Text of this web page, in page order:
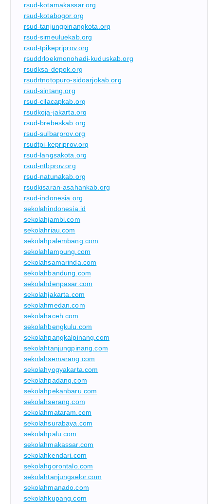
rsud-kotamakassar.org
rsud-kotabogor.org
rsud-tanjungpinangkota.org
rsud-simeuluekab.org
rsud-tpikepriprov.org
rsuddrloekmonohadi-kuduskab.org
rsudksa-depok.org
rsudrtnotopuro-sidoarjokab.org
rsud-sintang.org
rsud-cilacapkab.org
rsudkoja-jakarta.org
rsud-brebeskab.org
rsud-sulbarprov.org
rsudtpi-kepriprov.org
rsud-langsakota.org
rsud-ntbprov.org
rsud-natunakab.org
rsudkisaran-asahankab.org
rsud-indonesia.org
sekolahindonesia.id
sekolahjambi.com
sekolahriau.com
sekolahpalembang.com
sekolahlampung.com
sekolahsamarinda.com
sekolahbandung.com
sekolahdenpasar.com
sekolahjakarta.com
sekolahmedan.com
sekolahaceh.com
sekolahbengkulu.com
sekolahpangkalpinang.com
sekolahtanjungpinang.com
sekolahsemarang.com
sekolahyogyakarta.com
sekolahpadang.com
sekolahpekanbaru.com
sekolahserang.com
sekolahmataram.com
sekolahsurabaya.com
sekolahpalu.com
sekolahmakassar.com
sekolahkendari.com
sekolahgorontalo.com
sekolahtanjungselor.com
sekolahmanado.com
sekolahkupang.com